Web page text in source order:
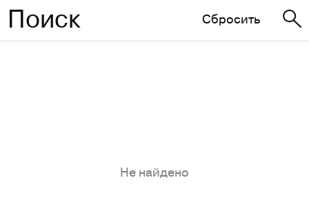
Поиск Сбросить
Не найдено